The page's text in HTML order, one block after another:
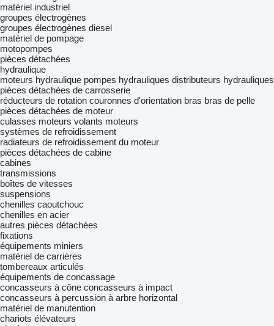
matériel industriel
groupes électrogènes
groupes électrogènes diesel
matériel de pompage
motopompes
pièces détachées
hydraulique
moteurs hydraulique pompes hydrauliques distributeurs hydrauliques
pièces détachées de carrosserie
réducteurs de rotation couronnes d'orientation bras bras de pelle
pièces détachées de moteur
culasses moteurs volants moteurs
systèmes de refroidissement
radiateurs de refroidissement du moteur
pièces détachées de cabine
cabines
transmissions
boîtes de vitesses
suspensions
chenilles caoutchouc
chenilles en acier
autres pièces détachées
fixations
équipements miniers
matériel de carrières
tombereaux articulés
équipements de concassage
concasseurs à cône concasseurs à impact
concasseurs à percussion à arbre horizontal
matériel de manutention
chariots élévateurs